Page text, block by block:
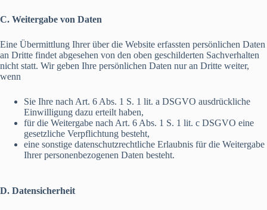
C. Weitergabe von Daten
Eine Übermittlung Ihrer über die Website erfassten persönlichen Daten
an Dritte findet abgesehen von den oben geschilderten Sachverhalten
nicht statt. Wir geben Ihre persönlichen Daten nur an Dritte weiter,
wenn
Sie Ihre nach Art. 6 Abs. 1 S. 1 lit. a DSGVO ausdrückliche
Einwilligung dazu erteilt haben,
für die Weitergabe nach Art. 6 Abs. 1 S. 1 lit. c DSGVO eine
gesetzliche Verpflichtung besteht,
eine sonstige datenschutzrechtliche Erlaubnis für die Weitergabe
Ihrer personenbezogenen Daten besteht.
D. Datensicherheit